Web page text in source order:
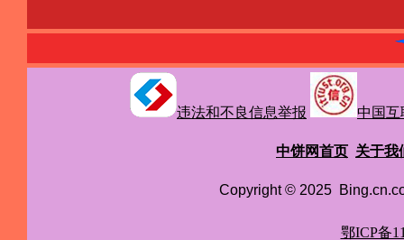
违法和不良信息举报 中国互
中饼网首页 关于我
Copyright © 2025
鄂ICP备